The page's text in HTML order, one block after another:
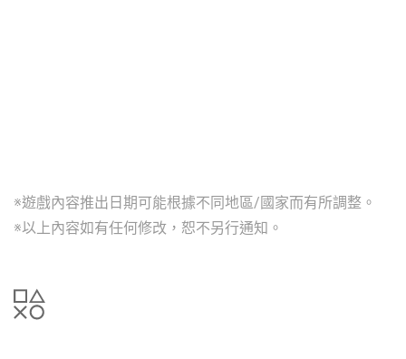
※遊戲內容推出日期可能根據不同地區/國家而有所調整。
※以上內容如有任何修改，恕不另行通知。